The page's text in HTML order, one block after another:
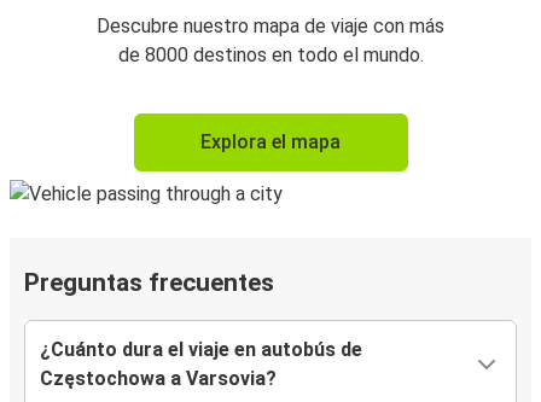
Descubre nuestro mapa de viaje con más
de 8000 destinos en todo el mundo.
Explora el mapa
Preguntas frecuentes
¿Cuánto dura el viaje en autobús de
Częstochowa a Varsovia?